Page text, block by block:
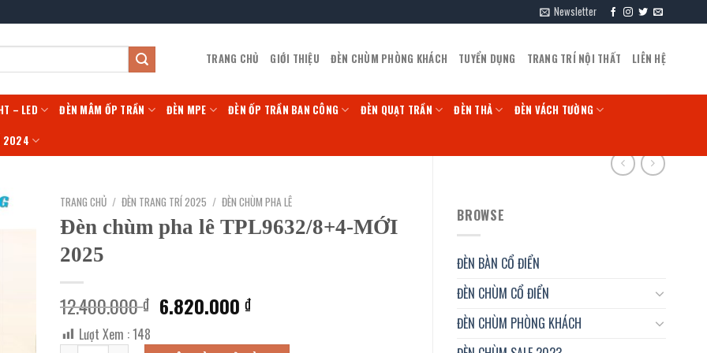
Newsletter
TRANG CHỦ GIỚI THIỆU ĐÈN CHÙM PHÒNG KHÁCH TUYỂN DỤNG TRANG TRÍ NỘI THẤT LIÊN HỆ
– LED ĐÈN MÂM ỐP TRẦN ĐÈN MPE ĐÈN ỐP TRẦN BAN CÔNG ĐÈN QUẠT TRẦN ĐÈN THẢ ĐÈN VÁCH TƯỜNG
2024
BROWSE
ĐÈN BÀN CỔ ĐIỂN
ĐÈN CHÙM CỔ ĐIỂN
ĐÈN CHÙM PHÒNG KHÁCH
TRANG CHỦ / ĐÈN TRANG TRÍ 2025 / ĐÈN CHÙM PHA LÊ
Đèn chùm pha lê TPL9632/8+4-MỚI
2025
12.400.000₫ Giá
gốc
là:
6.820.000₫Giá
tại
Lượt Xem :148